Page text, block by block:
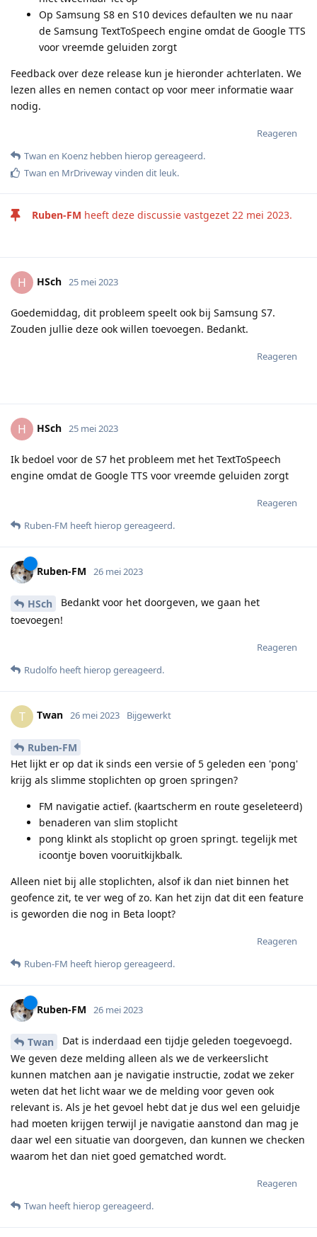
Op Samsung S8 en S10 devices defaulten we nu naar
de Samsung TextToSpeech engine omdat de Google TTS
voor vreemde geluiden zorgt
Feedback over deze release kun je hieronder achterlaten. We
lezen alles en nemen contact op voor meer informatie waar
nodig.
Reageren
Twan en Koenz hebben hierop gereageerd.
Twan en MrDrivewayvinden dit leuk.
Ruben-FM heeft deze discussie vastgezet 22 mei 2023.
H HSch 25 mei 2023
Goedemiddag, dit probleem speelt ook bij Samsung S7.
Zouden jullie deze ook willen toevoegen. Bedankt.
Reageren
H HSch 25 mei 2023
Ik bedoel voor de S7 het probleem met het TextToSpeech
engine omdat de Google TTS voor vreemde geluiden zorgt
Reageren
Ruben-FM heeft hierop gereageerd.
Ruben-FM 26 mei 2023
HSch
Bedankt voor het doorgeven, we gaan het
toevoegen!
Reageren
Rudolfo heeft hierop gereageerd.
T Twan 26 mei 2023 Bijgewerkt
Ruben-FM
Het lijkt er op dat ik sinds een versie of 5 geleden een 'pong'
krijg als slimme stoplichten op groen springen?
FM navigatie actief. (kaartscherm en route geseleteerd)
benaderen van slim stoplicht
pong klinkt als stoplicht op groen springt. tegelijk met
icoontje boven vooruitkijkbalk.
Alleen niet bij alle stoplichten, alsof ik dan niet binnen het
geofence zit, te ver weg of zo. Kan het zijn dat dit een feature
is geworden die nog in Beta loopt?
Reageren
Ruben-FM heeft hierop gereageerd.
Ruben-FM 26 mei 2023
Twan
Dat is inderdaad een tijdje geleden toegevoegd.
We geven deze melding alleen als we de verkeerslicht
kunnen matchen aan je navigatie instructie, zodat we zeker
weten dat het licht waar we de melding voor geven ook
relevant is. Als je het gevoel hebt dat je dus wel een geluidje
had moeten krijgen terwijl je navigatie aanstond dan mag je
daar wel een situatie van doorgeven, dan kunnen we checken
waarom het dan niet goed gematched wordt.
Reageren
Twan heeft hierop gereageerd.